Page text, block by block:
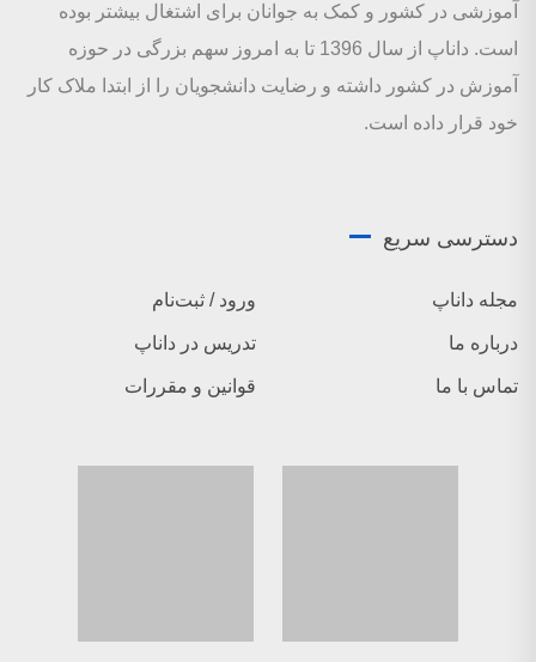
آموزشی در کشور و کمک به جوانان برای اشتغال بیشتر بوده
است. داناپ از سال 1396 تا به امروز سهم بزرگی در حوزه
آموزش در کشور داشته و رضایت دانشجویان را از ابتدا ملاک کار
خود قرار داده است.
دسترسی سریع
مجله داناپ ورود / ثبت‌نام
درباره ما تدریس در داناپ
تماس با ما قوانین و مقررات